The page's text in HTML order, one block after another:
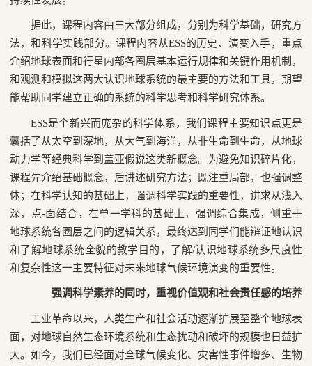
据此，课程内容由三大部分组成，分别为科学基础，研究方
法，和科学实践部分。课程内容从ESS的历史、演变入手，重点
介绍地球表面和行星内部各圈层基本运行规律和关键作用机制，
和观测和模拟这两大认识地球系统的最主要的方法和工具，期望
能帮助同学建立正确的系统的科学思考和科学研究体系。
ESS是个新兴而庞杂的科学体系，我们课程主要知识点更是
囊括了从太空到深地，从大气到海洋，从非生命到生命，从地球
动力学等经典科学到盖亚假说这类新概念。为避免知识碎片化，
课程先介绍基础概念，后讲述研究方法；既注重局部，也强调整
体；在科学认知的基础上，强调科学实践的重要性，讲求从浅入
深，点-面结合，在单一学科的基础上，强调综合集成，侧重于
地球系统各圈层之间的逻辑关系，最终达到同学们能辩证地认识
和了解地球系统全貌的教学目的，了解/认识地球系统多尺度性
和复杂性这一主要特征对未来地球气候环境演变的重要性。
强调科学素养的同时，重视价值观和社会责任感的培养
工业革命以来，人类生产和社会活动逐渐扩展至整个地球表
面，对地球自然生态环境系统和生态扰动和破坏的规模也日益扩
大。如今，我们已经面对全球气候变化、灾害性事件增多、生物